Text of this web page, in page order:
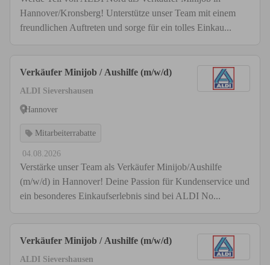
Hannover/Kronsberg! Unterstütze unser Team mit einem
freundlichen Auftreten und sorge für ein tolles Einkau...
Verkäufer Minijob / Aushilfe (m/w/d)
ALDI Sievershausen
Hannover
Mitarbeiterrabatte
04.08.2026
Verstärke unser Team als Verkäufer Minijob/Aushilfe
(m/w/d) in Hannover! Deine Passion für Kundenservice und
ein besonderes Einkaufserlebnis sind bei ALDI No...
Verkäufer Minijob / Aushilfe (m/w/d)
ALDI Sievershausen